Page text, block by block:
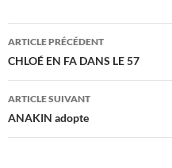
Navigation
des
articles
ARTICLE PRÉCÉDENT
CHLOÉ EN FA DANS LE 57
ARTICLE SUIVANT
ANAKIN adopte